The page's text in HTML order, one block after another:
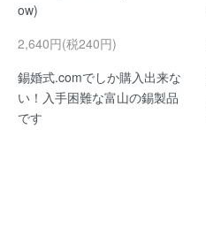
ow)
2,640円(税240円)
錫婚式.comでしか購入出来な
い！入手困難な富山の錫製品
です